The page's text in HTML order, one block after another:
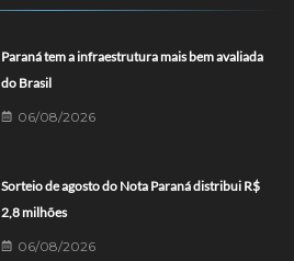
Paraná tem a infraestrutura mais bem avaliada
do Brasil
06/08/2026
Sorteio de agosto do Nota Paraná distribui R$
2,8 milhões
06/08/2026